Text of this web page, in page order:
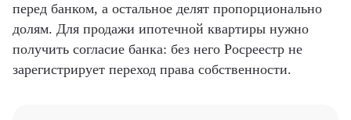
перед банком, а остальное делят пропорционально
долям. Для продажи ипотечной квартиры нужно
получить согласие банка: без него Росреестр не
зарегистрирует переход права собственности.